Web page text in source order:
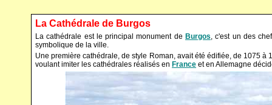
La Cathédrale de Burgos
La cathédrale est le principal monument de Burgos, c'est un des
symbolique de la ville.
Une première cathédrale, de style Roman, avait été édifiée, de 1075
voulant imiter les cathédrales réalisés en France et en Allemagne